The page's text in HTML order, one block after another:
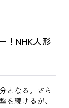
！NHK人形
となる。さら
続けるが、